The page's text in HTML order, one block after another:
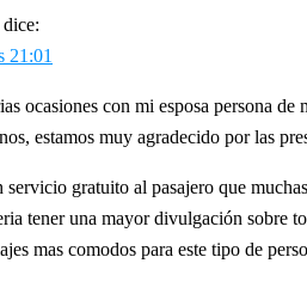
dice:
21:01
ocasiones con mi esposa persona
estamos muy agradecido por las
servicio gratuito al pasajero que
tener una mayor divulgación sobre
mas comodos para este tipo de